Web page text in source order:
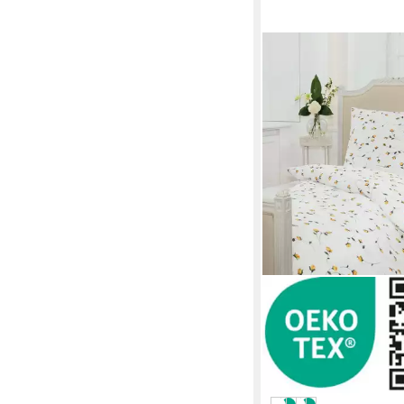
JANINE
Bettwäsche Tango
200 x 220 cm B/L
77,99 € UVP119,95 €
-35%
in 3-4 Werktagen bei dir